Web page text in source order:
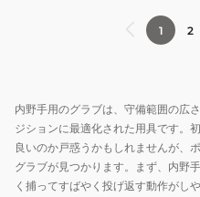
般
DUAL
1723
型
1 2
内野手用のグラブは、守備範囲の広
ジションに最適化された用具です。
良いのか戸惑うかもしれませんが、
グラブが見つかります。まず、内野
く捕ってすばやく投げ返す動作がし